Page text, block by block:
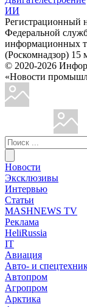
ИИ
Федеральной
информационных
(Роскомнадзор) 15
© 2020-2026
«Новости
Новости
Эксклюзивы
Интервью
Статьи
MASHNEWS TV
Реклама
HeliRussia
IT
Авиация
Авто- и
Автопром
Агропром
Арктика